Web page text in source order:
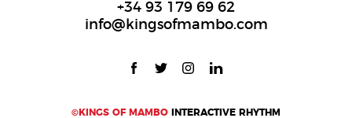
©KINGS OF MAMBO INTERACTIVE RHYTHM
+34 93 179 69 62
info@kingsofmambo.com